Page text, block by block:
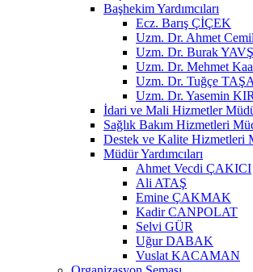
Başhekim Yardımcıları
Ecz. Barış ÇİÇEK
Uzm. Dr. Ahmet
Uzm. Dr. Burak
Uzm. Dr. Mehmet
Uzm. Dr. Tuğçe
Uzm. Dr. Yasemin
İdari ve Mali Hizmetler
Sağlık Bakım Hizmetleri
Destek ve Kalite Hizmetleri
Müdür Yardımcıları
Ahmet Vecdi ÇAKICI
Ali ATAŞ
Emine ÇAKMAK
Kadir CANPOLAT
Selvi GÜR
Uğur DABAK
Vuslat KACAMAN